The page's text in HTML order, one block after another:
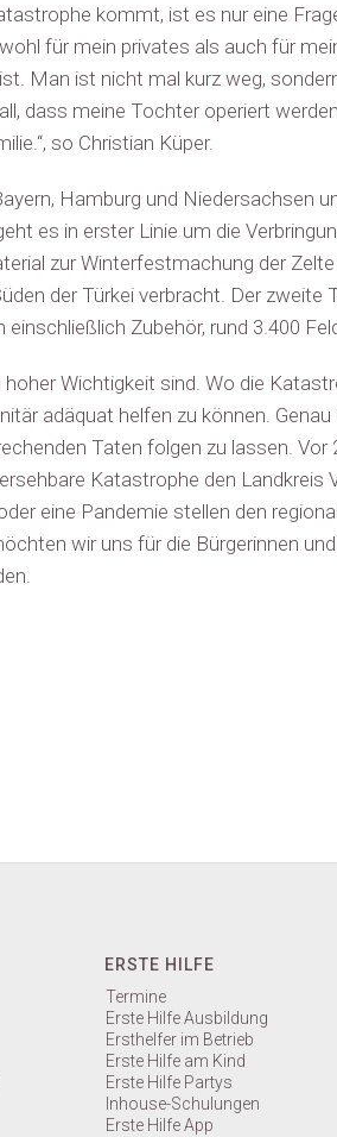
kommt, ist es nur eine
für mein privates als auch für
Man ist nicht mal kurz weg,
dass meine Tochter operiert
so Christian Küper.
Hamburg und Niedersachsen
es in erster Linie um die
zur Winterfestmachung der
der Türkei verbracht. Der
Zubehör, rund 3.400
Wichtigkeit sind. Wo die
adäquat helfen zu können.
Taten folgen zu lassen. Vor
Katastrophe den
eine Pandemie stellen den
wir uns für die Bürgerinnen
ERSTE HILFE
Termine
Erste Hilfe Ausbildung
Ersthelfer im Betrieb
Erste Hilfe am Kind
Erste Hilfe Partys
Inhouse-Schulungen
Erste Hilfe App